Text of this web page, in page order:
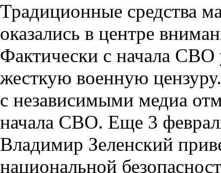
Традиционные средства
оказались в центре
Фактически с начала СВО
жесткую военную
с независимыми медиа
начала СВО. Еще 3
Владимир Зеленский
национальной